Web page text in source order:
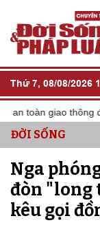
Thứ 7, 08/08/2026
toàn giao thông
ĐỜI SỐNG
Nga
đòn "long
kêu gọi